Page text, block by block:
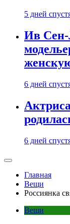
5 дней
Ив Сен-
6 дней
6 дней
Главная
Вещи
Россиянка
Вещи